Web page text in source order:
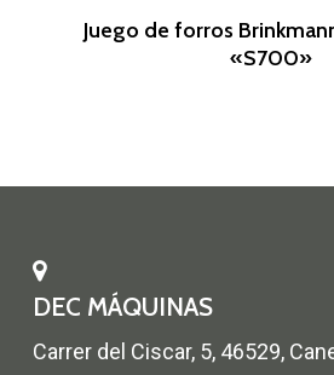
Leer Más
Juego de forros
«S700»
DEC MÁQUINAS
Carrer del Ciscar, 5, 46529,